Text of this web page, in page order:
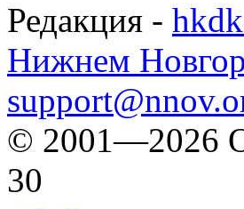
Редакция -
Нижнем
© 2001—2026
30